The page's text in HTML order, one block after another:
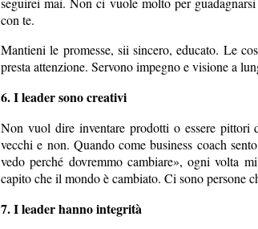
con te.
Mantieni le promesse, sii sincero, educato. Le
presta attenzione. Servono impegno e visione a
6. I leader sono creativi
Non vuol dire inventare prodotti o essere pittori
vecchi e non. Quando come business coach
vedo perché dovremmo cambiare», ogni volta
capito che il mondo è cambiato. Ci sono persone
7. I leader hanno integrità